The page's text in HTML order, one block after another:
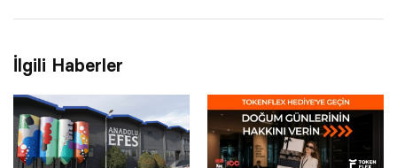
İlgili Haberler